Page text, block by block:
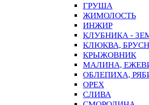
ГРУША
ЖИМОЛОСТЬ
ИНЖИР
КЛУБНИКА -
КЛЮКВА,
КРЫЖОВНИК
МАЛИНА,
ОБЛЕПИХА,
ОРЕХ
СЛИВА